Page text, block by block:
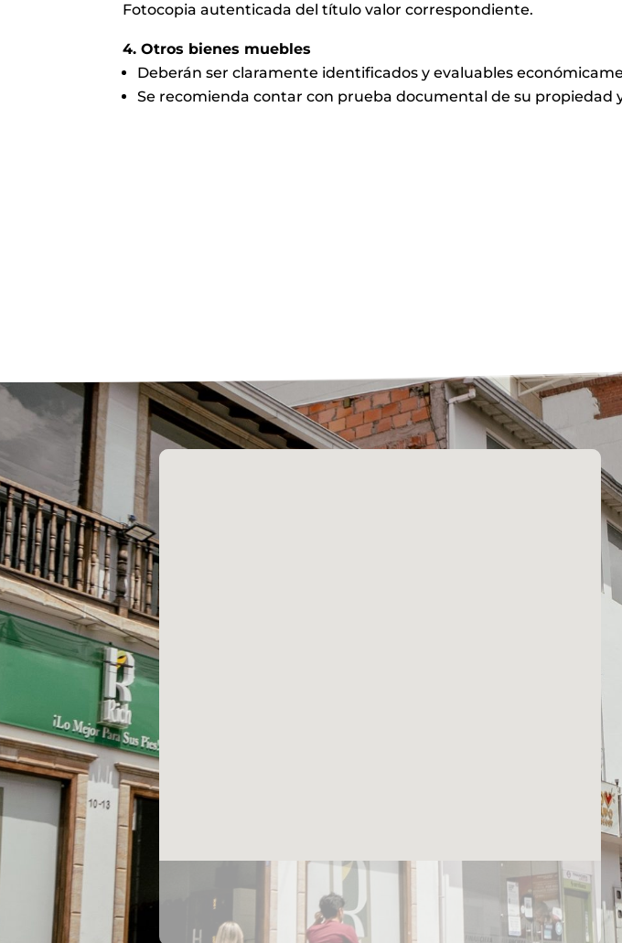
Fotocopia autenticada del título valor correspondiente.
4. Otros bienes muebles
Deberán ser claramente identificados y evaluables
Se recomienda contar con prueba documental de su propiedad